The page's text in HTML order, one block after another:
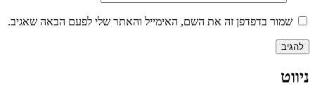
שמור בדפדפן זה את השם, האימייל והאתר שלי לפעם הבאה שאגיב.
ניווט